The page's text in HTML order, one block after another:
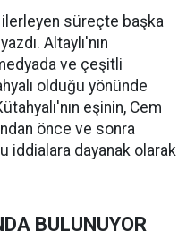
ilerleyen süreçte başka
Altaylı'nın
ve çeşitli
olduğu yönünde
eşinin, Cem
önce ve sonra
iddialara dayanak olarak
BULUNUYOR